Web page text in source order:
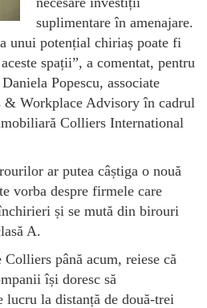
suplimentare în amenajare.
unui potențial chiriaș poate fi
spații”, a comentat, pentru
Popescu, associate
& Workplace Advisory în cadrul
Colliers International
ar putea câștiga o nouă
vorba despre firmele care
și se mută din birouri
A.
până acum, reiese că
își doresc să
la distanță de două-trei